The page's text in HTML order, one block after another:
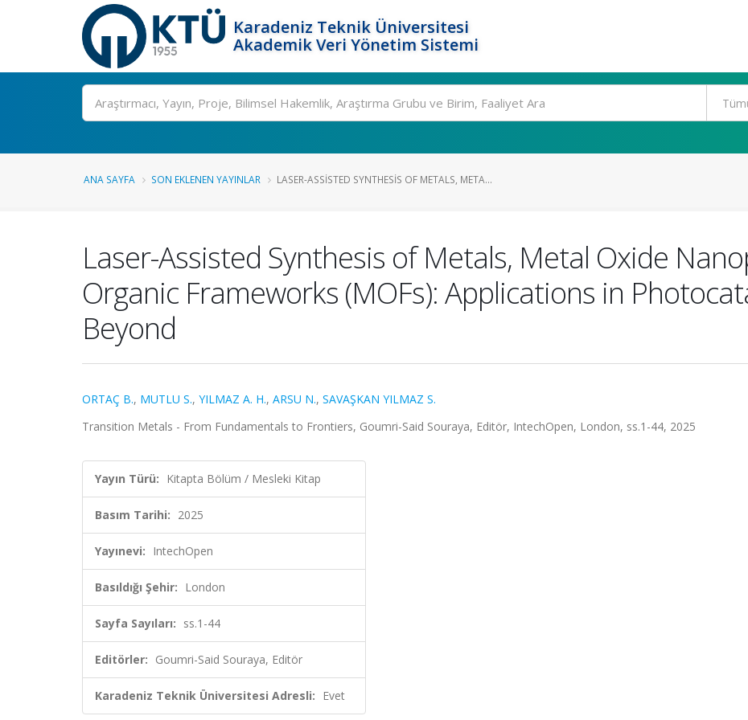
Karadeniz Teknik Üniversitesi
Akademik Veri Yönetim Sistemi
Ara
ANA SAYFA SON EKLENEN YAYINLAR LASER-ASSISTED SYNTHESIS OF METALS, META...
Laser-Assisted Synthesis of Metals, Metal Oxide
Organic Frameworks (MOFs): Applications in
Beyond
ORTAÇ B., MUTLU S., YILMAZ A. H., ARSU N., SAVAŞKAN YILMAZ S.
Transition Metals - From Fundamentals to Frontiers, Goumri-Said Souraya, Editör, IntechOpen, London, ss.1-44, 2025
Yayın Türü: Kitapta Bölüm / Mesleki Kitap
Basım Tarihi: 2025
Yayınevi: IntechOpen
Basıldığı Şehir: London
Sayfa Sayıları: ss.1-44
Editörler: Goumri-Said Souraya, Editör
Karadeniz Teknik Üniversitesi Adresli: Evet